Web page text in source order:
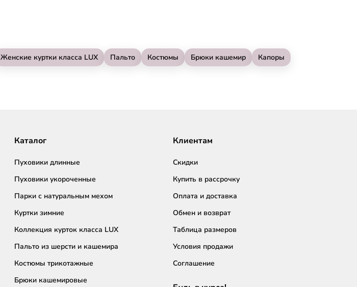
Женские куртки класса LUX Пальто Костюмы Брюки кашемир
Капоры
Каталог
Пуховики длинные
Пуховики укороченные
Парки с натуральным мехом
Куртки зимние
Коллекция курток класса LUX
Пальто из шерсти и кашемира
Костюмы трикотажные
Брюки кашемировые
Клиентам
Скидки
Купить в рассрочку
Оплата и доставка
Обмен и возврат
Таблица размеров
Условия продажи
Соглашение